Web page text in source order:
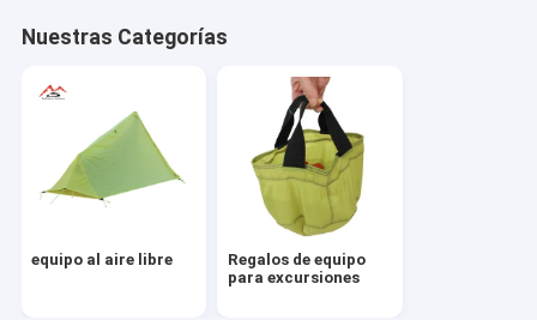
Nuestras Categorías
equipo al aire libre
Regalos de equipo
para excursiones